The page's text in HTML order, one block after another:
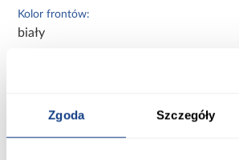
Zgoda Szczegóły
Kolor frontów:
biały
Wybarwienie frontów górnych:
białe